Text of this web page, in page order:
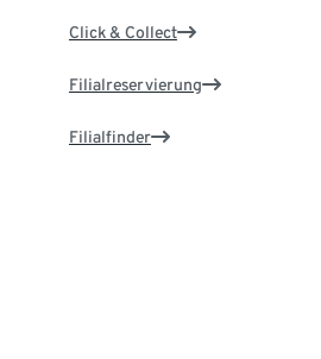
Click & Collect
Filialreservierung
Filialfinder